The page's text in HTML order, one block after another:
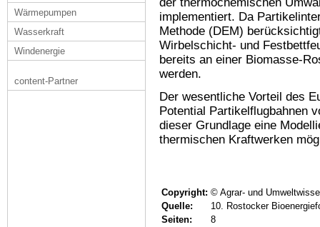
Wärmepumpen
Wasserkraft
Windenergie
content-Partner
implementiert. Da
Methode (DEM)
Wirbelschicht- und
bereits an einer Biomasse-
werden.
Der wesentliche Vorteil des
Potential Partikelflugbahnen
dieser Grundlage eine
thermischen Kraftwerken
Copyright: © Agrar- und
Quelle:
10. Rostocker
Seiten:
8